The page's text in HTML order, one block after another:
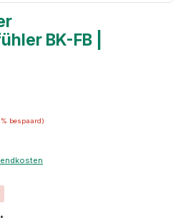
BK-FB |
bespaard)